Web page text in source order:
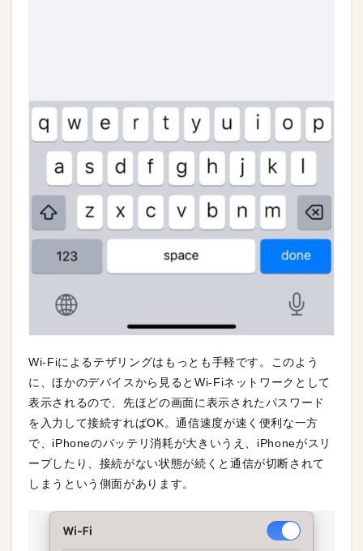
Wi-Fiによるテザリングはもっとも手軽です。このよう
に、ほかのデバイスから見るとWi-Fiネットワークとして
表示されるので、先ほどの画面に表示されたパスワード
を入力して接続すればOK。通信速度が速く便利な一方
で、iPhoneのバッテリ消耗が大きいうえ、iPhoneがスリ
ープしたり、接続がない状態が続くと通信が切断されて
しまうという側面があります。